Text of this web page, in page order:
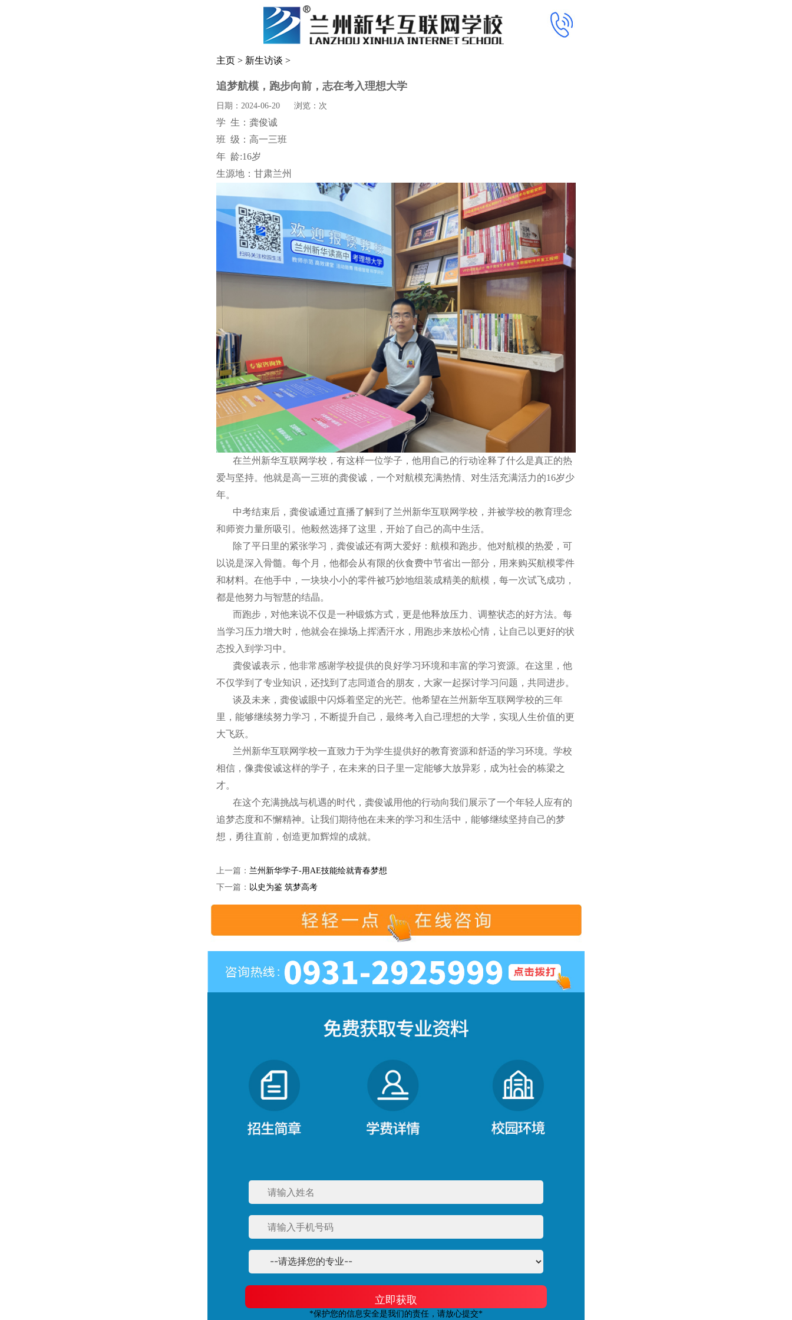
主页 > 新生访谈 >
追梦航模，跑步向前，志在考入理想大学
日期：2024-06-20 浏览： 次
学 生：龚俊诚
班 级：高一三班
年 龄:16岁
生源地：甘肃兰州
在兰州新华互联网学校，有这样一位学子，他用自己的行动诠释了什么是真正的热
爱与坚持。他就是高一三班的龚俊诚，一个对航模充满热情、对生活充满活力的16岁少
年。
中考结束后，龚俊诚通过直播了解到了兰州新华互联网学校，并被学校的教育理念
和师资力量所吸引。他毅然选择了这里，开始了自己的高中生活。
除了平日里的紧张学习，龚俊诚还有两大爱好：航模和跑步。他对航模的热爱，可
以说是深入骨髓。每个月，他都会从有限的伙食费中节省出一部分，用来购买航模零件
和材料。在他手中，一块块小小的零件被巧妙地组装成精美的航模，每一次试飞成功，
都是他努力与智慧的结晶。
而跑步，对他来说不仅是一种锻炼方式，更是他释放压力、调整状态的好方法。每
当学习压力增大时，他就会在操场上挥洒汗水，用跑步来放松心情，让自己以更好的状
态投入到学习中。
龚俊诚表示，他非常感谢学校提供的良好学习环境和丰富的学习资源。在这里，他
不仅学到了专业知识，还找到了志同道合的朋友，大家一起探讨学习问题，共同进步。
谈及未来，龚俊诚眼中闪烁着坚定的光芒。他希望在兰州新华互联网学校的三年
里，能够继续努力学习，不断提升自己，最终考入自己理想的大学，实现人生价值的更
大飞跃。
兰州新华互联网学校一直致力于为学生提供好的教育资源和舒适的学习环境。学校
相信，像龚俊诚这样的学子，在未来的日子里一定能够大放异彩，成为社会的栋梁之
才。
在这个充满挑战与机遇的时代，龚俊诚用他的行动向我们展示了一个年轻人应有的
追梦态度和不懈精神。让我们期待他在未来的学习和生活中，能够继续坚持自己的梦
想，勇往直前，创造更加辉煌的成就。
上一篇： 兰州新华学子-用AE技能绘就青春梦想
下一篇： 以史为鉴 筑梦高考
立即获取
*保护您的信息安全是我们的责任，请放心提交*